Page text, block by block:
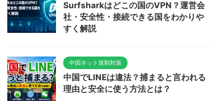
Surfsharkはどこの国のVPN？運営会
社・安全性・接続できる国をわかりや
すく解説
中国ネット規制対策
中国でLINEは違法？捕まると言われる
理由と安全に使う方法とは？